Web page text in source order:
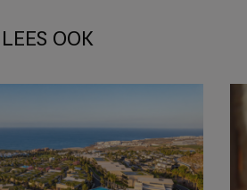
LEES OOK